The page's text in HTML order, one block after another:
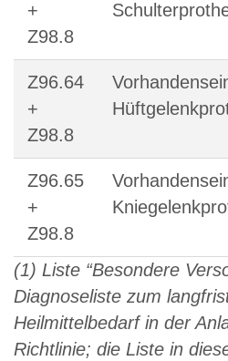
+
Z98.8
Z96.64
+
Z98.8
Z96.65
+
Z98.8
(1) Liste “Besondere
Diagnoseliste zum
Heilmittelbedarf in der
Richtlinie; die Liste in